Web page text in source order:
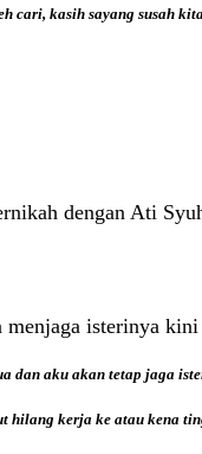
cari, kasih sayang susah
dengan Ati
isterinya
dan aku akan tetap jaga
hilang kerja ke atau kena